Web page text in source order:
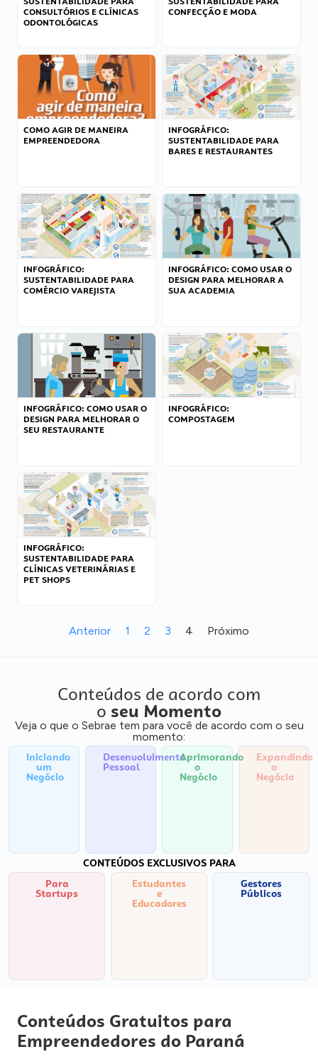
CONSULTÓRIOS E CLÍNICAS
ODONTOLÓGICAS
CONFECÇÃO E MODA
COMO AGIR DE MANEIRA
EMPREENDEDORA
INFOGRÁFICO:
SUSTENTABILIDADE PARA
BARES E RESTAURANTES
INFOGRÁFICO:
SUSTENTABILIDADE PARA
COMÉRCIO VAREJISTA
INFOGRÁFICO: COMO USAR O
DESIGN PARA MELHORAR A
SUA ACADEMIA
INFOGRÁFICO: COMO USAR O
DESIGN PARA MELHORAR O
SEU RESTAURANTE
INFOGRÁFICO:
COMPOSTAGEM
INFOGRÁFICO:
SUSTENTABILIDADE PARA
CLÍNICAS VETERINÁRIAS E
PET SHOPS
Anterior 1 2 3 4 Próximo
Conteúdos de acordo com
o seu Momento
Veja o que o Sebrae tem para você de acordo com o seu
momento:
Iniciando
um
Negócio
Desenvolvimento
Pessoal
Aprimorando
o
Negócio
Expandindo
o
Negócio
CONTEÚDOS EXCLUSIVOS PARA
Para
Startups
Estudantes
e
Educadores
Gestores
Públicos
Conteúdos Gratuitos para
Empreendedores do Paraná